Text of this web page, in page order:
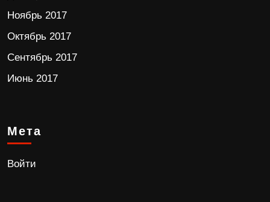
Ноябрь 2017
Октябрь 2017
Сентябрь 2017
Июнь 2017
Мета
Войти